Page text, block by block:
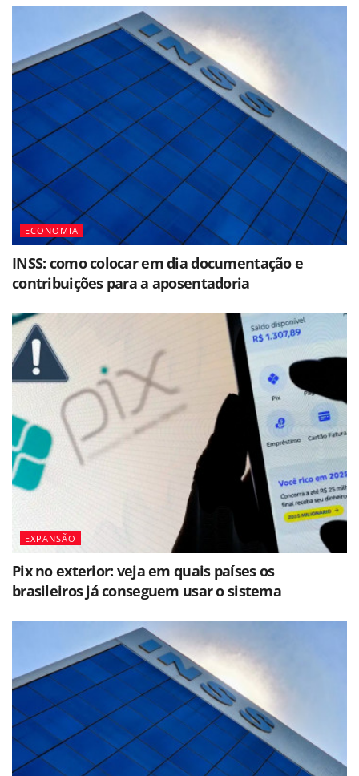
ECONOMIA
INSS: como colocar em dia documentação e
contribuições para a aposentadoria
EXPANSÃO
Pix no exterior: veja em quais países os
brasileiros já conseguem usar o sistema